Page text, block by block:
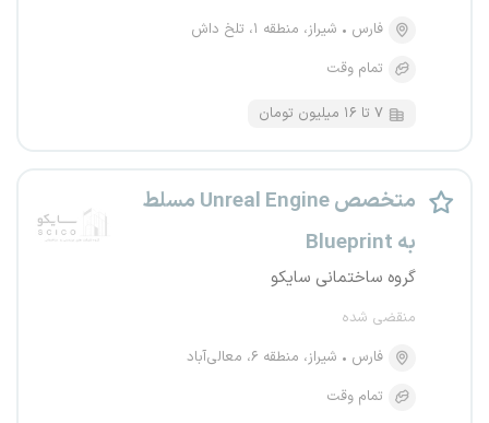
فارس
شیراز، منطقه ۱، تلخ داش
تمام وقت
۷ تا ۱۶ میلیون تومان
متخصص Unreal Engine مسلط
به Blueprint
گروه ساختمانی سایکو
منقضی شده
فارس
شیراز، منطقه ۶، معالی‌آباد
تمام وقت